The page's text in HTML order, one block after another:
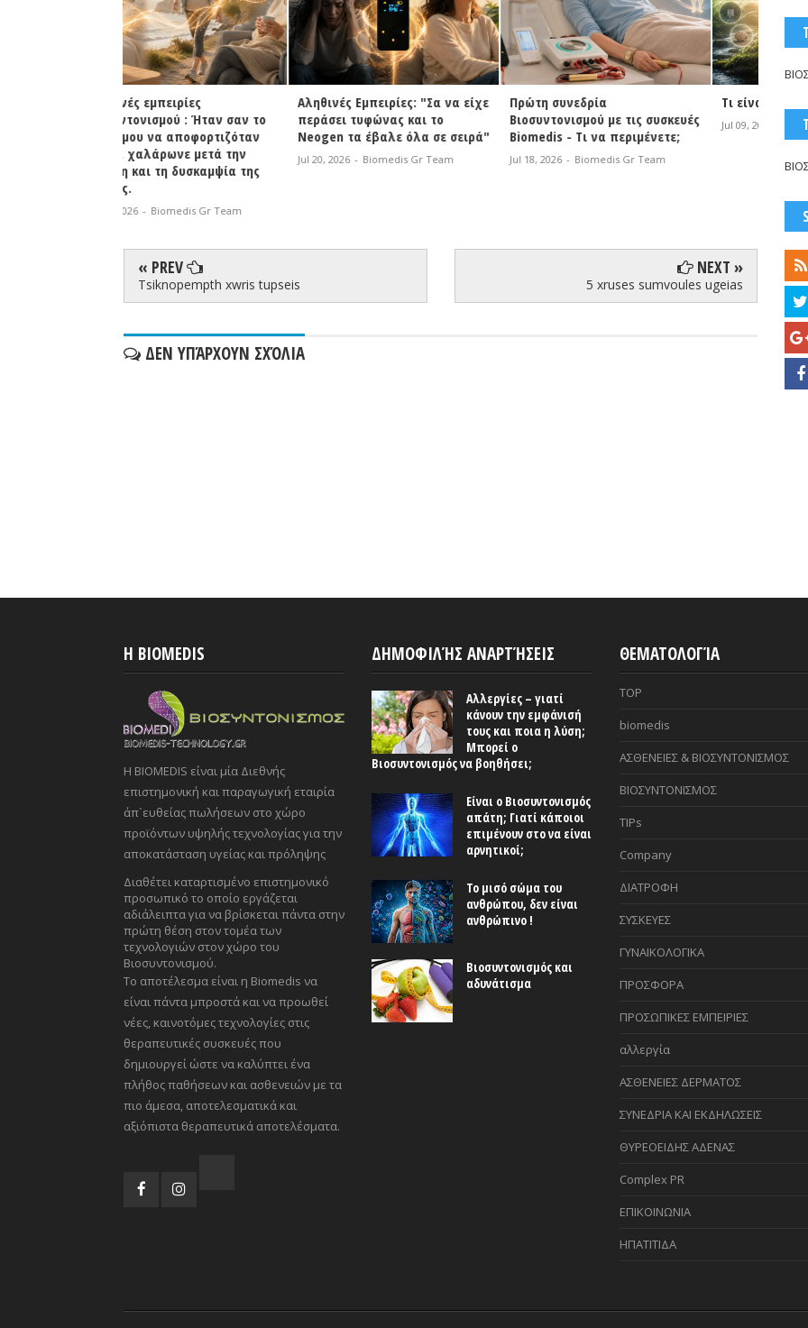
Αληθινές Εμπειρίες: "Σα να είχε
περάσει τυφώνας και το
Neogen τα έβαλε όλα σε σειρά"
Jul 20, 2026 - Biomedis Gr Team
Πρώτη συνεδρία
Βιοσυντονισμού με τις συσκευές
Biomedis - Τι να περιμένετε;
Jul 18, 2026 - Biomedis Gr Team
Τι είναι το Insight;
Jul 09, 2026 - Anonymous
Jul 06,
« PREV
Tsiknopempth xwris tupseis
NEXT »
5 xruses sumvoules ugeias
ΔΕΝ ΥΠΆΡΧΟΥΝ ΣΧΌΛΙΑ
H BIOMEDIS
Η BIOMEDIS είναι μία Διεθνής
επιστημονική και παραγωγική εταιρία
άπ`ευθείας πωλήσεων στο χώρο
προϊόντων υψηλής τεχνολογίας για την
αποκατάσταση υγείας και πρόληψης
Διαθέτει καταρτισμένο επιστημονικό
προσωπικό το οποίο εργάζεται
αδιάλειπτα για να βρίσκεται πάντα στην
πρώτη θέση στον τομέα των
τεχνολογιών στον χώρο του
Βιοσυντονισμού.
Το αποτέλεσμα είναι η Biomedis να
είναι πάντα μπροστά και να προωθεί
νέες, καινοτόμες τεχνολογίες στις
θεραπευτικές συσκευές που
δημιουργεί ώστε να καλύπτει ένα
πλήθος παθήσεων και ασθενειών με τα
πιο άμεσα, αποτελεσματικά και
αξιόπιστα θεραπευτικά αποτελέσματα.
ΔΗΜΟΦΙΛΉΣ ΑΝΑΡΤΉΣΕΙΣ
Αλλεργίες – γιατί
κάνουν την εμφάνισή
τους και ποια η λύση;
Μπορεί ο
Βιοσυντονισμός να βοηθήσει;
Είναι ο Βιοσυντονισμός
απάτη; Γιατί κάποιοι
επιμένουν στο να είναι
αρνητικοί;
Το μισό σώμα του
ανθρώπου, δεν είναι
ανθρώπινο !
Βιοσυντονισμός και
αδυνάτισμα
ΘΕΜΑΤΟΛΟΓΊΑ
TOP
biomedis
ΑΣΘΕΝΕΙΕΣ & ΒΙΟΣΥΝΤΟΝΙΣΜΟΣ
ΒΙΟΣΥΝΤΟΝΙΣΜΟΣ
TIPs
Company
ΔΙΑΤΡΟΦΗ
ΣΥΣΚΕΥΕΣ
ΓΥΝΑΙΚΟΛΟΓΙΚΑ
ΠΡΟΣΦΟΡΑ
ΠΡΟΣΩΠΙΚΕΣ ΕΜΠΕΙΡΙΕΣ
αλλεργία
ΑΣΘΕΝΕΙΕΣ ΔΕΡΜΑΤΟΣ
ΣΥΝΕΔΡΙΑ ΚΑΙ ΕΚΔΗΛΩΣΕΙΣ
ΘΥΡΕΟΕΙΔΗΣ ΑΔΕΝΑΣ
Complex PR
ΕΠΙΚΟΙΝΩΝΙΑ
ΗΠΑΤΙΤΙΔΑ